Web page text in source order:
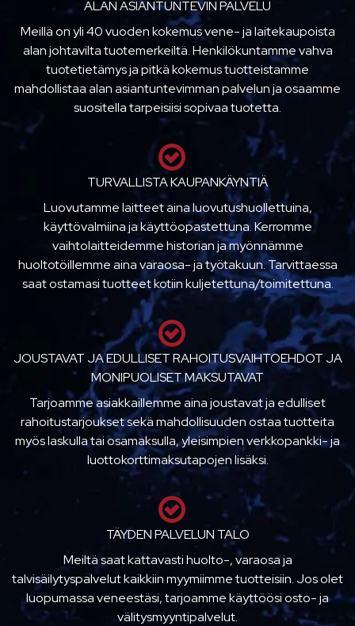
ALAN ASIANTUNTEVIN PALVELU
Meillä on yli 40 vuoden kokemus vene- ja laitekaupoista
alan johtavilta tuotemerkeiltä. Henkilökuntamme vahva
tuotetietämys ja pitkä kokemus tuotteistamme
mahdollistaa alan asiantuntevimman palvelun ja osaamme
suositella tarpeisiisi sopivaa tuotetta.
TURVALLISTA KAUPANKÄYNTIÄ
Luovutamme laitteet aina luovutushuollettuina,
käyttövalmiina ja käyttöopastettuna. Kerromme
vaihtolaitteidemme historian ja myönnämme
huoltotöillemme aina varaosa- ja työtakuun. Tarvittaessa
saat ostamasi tuotteet kotiin kuljetettuna/toimitettuna.
JOUSTAVAT JA EDULLISET RAHOITUSVAIHTOEHDOT JA
MONIPUOLISET MAKSUTAVAT
Tarjoamme asiakkaillemme aina joustavat ja edulliset
rahoitustarjoukset sekä mahdollisuuden ostaa tuotteita
myös laskulla tai osamaksulla, yleisimpien verkkopankki- ja
luottokorttimaksutapojen lisäksi.
TÄYDEN PALVELUN TALO
Meiltä saat kattavasti huolto-, varaosa ja
talvisäilytyspalvelut kaikkiin myymiimme tuotteisiin. Jos olet
luopumassa veneestäsi, tarjoamme käyttöösi osto- ja
välitysmyyntipalvelut.